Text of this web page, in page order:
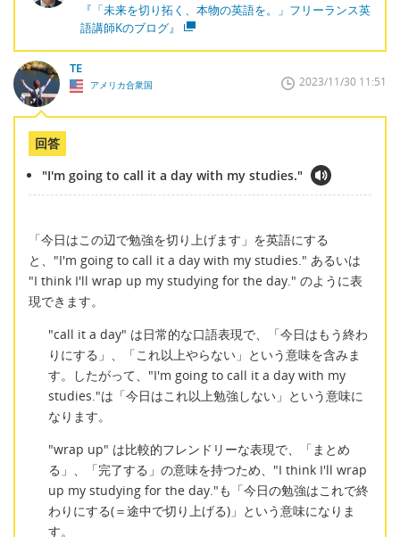
『「未来を切り拓く、本物の英語を。」フリーランス英
語講師Kのブログ』
TE
アメリカ合衆国 2023/11/30 11:51
回答
"I'm going to call it a day with my studies."
「今日はこの辺で勉強を切り上げます」を英語にする
と、"I'm going to call it a day with my studies." あるいは
"I think I'll wrap up my studying for the day." のように表
現できます。
"call it a day" は日常的な口語表現で、「今日はもう終わ
りにする」、「これ以上やらない」という意味を含みま
す。したがって、"I'm going to call it a day with my
studies."は「今日はこれ以上勉強しない」という意味に
なります。
"wrap up" は比較的フレンドリーな表現で、「まとめ
る」、「完了する」の意味を持つため、"I think I'll wrap
up my studying for the day."も「今日の勉強はこれで終
わりにする(＝途中で切り上げる)」という意味になりま
す。